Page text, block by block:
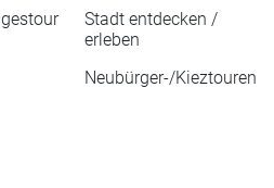
Stadt entdecken /
erleben
Neubürger-/Kieztouren